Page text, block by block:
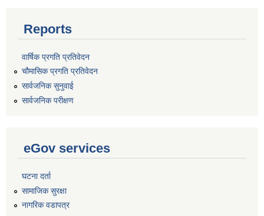
Reports
वार्षिक प्रगति प्रतिवेदन
चौमासिक प्रगति प्रतिवेदन
सार्वजनिक सुनुवाई
सार्वजनिक परीक्षण
eGov services
घटना दर्ता
सामाजिक सुरक्षा
नागरिक वडापत्र